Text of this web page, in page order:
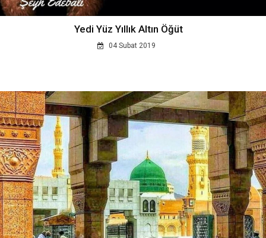
Yedi Yüz Yıllık Altın Öğüt
04 Subat 2019